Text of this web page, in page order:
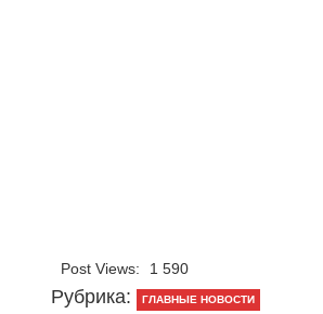
Post Views: 1 590
Рубрика: ГЛАВНЫЕ НОВОСТИ